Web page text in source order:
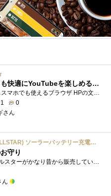
課金をせずとも快適にYouTubeを楽しめるようになったよ
Brave PCでもスマホでも使えるブラウザ HPの文言は 広告やトラッカーがブロックされるから、訪問するサイトをよりすっきりした表示で閲覧でき�...
1
0
さん
セルスター(CELLSTAR) ソーラーバッテリー充電器 SB-700 DC12V専用
守り
「SB-700」セルスターがかなり昔から販売しているソーラーチャージャーです。ガッツリ充電する用ではなく待機電力(暗電流って言うらしい)対策�...
ん